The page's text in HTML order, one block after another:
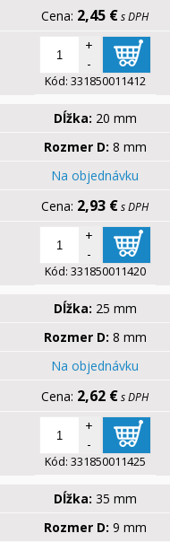
2,45 €s DPH
+
-
Kód: 331850011412
Dĺžka: 20 mm
Rozmer D: 8 mm
Na objednávku
2,93 €s DPH
+
-
Kód: 331850011420
Dĺžka: 25 mm
Rozmer D: 8 mm
Na objednávku
2,62 €s DPH
+
-
Kód: 331850011425
Dĺžka: 35 mm
Rozmer D: 9 mm